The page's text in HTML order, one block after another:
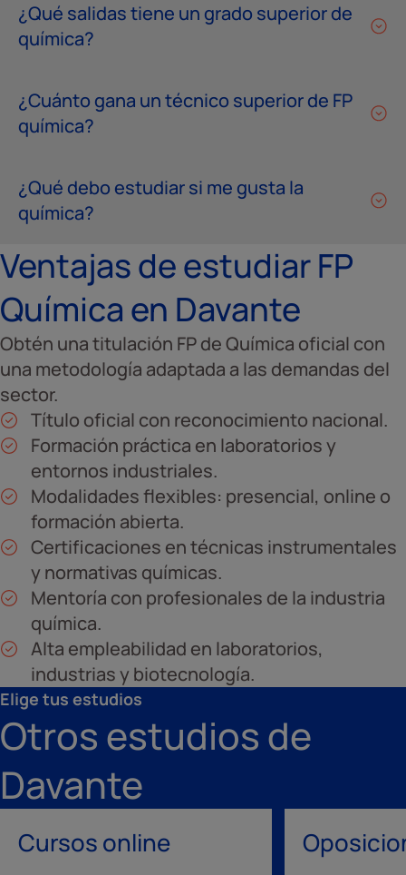
¿Qué salidas tiene un grado superior de
química?
¿Cuánto gana un técnico superior de FP
química?
¿Qué debo estudiar si me gusta la
química?
Ventajas de estudiar FP
Química en Davante
Obtén una titulación FP de Química oficial con
una metodología adaptada a las demandas del
sector.
Título oficial con reconocimiento nacional.
Formación práctica en laboratorios y
entornos industriales.
Modalidades flexibles: presencial, online o
formación abierta.
Certificaciones en técnicas instrumentales
y normativas químicas.
Mentoría con profesionales de la industria
química.
Alta empleabilidad en laboratorios,
industrias y biotecnología.
Elige tus estudios
Otros estudios de
Davante
Cursos online